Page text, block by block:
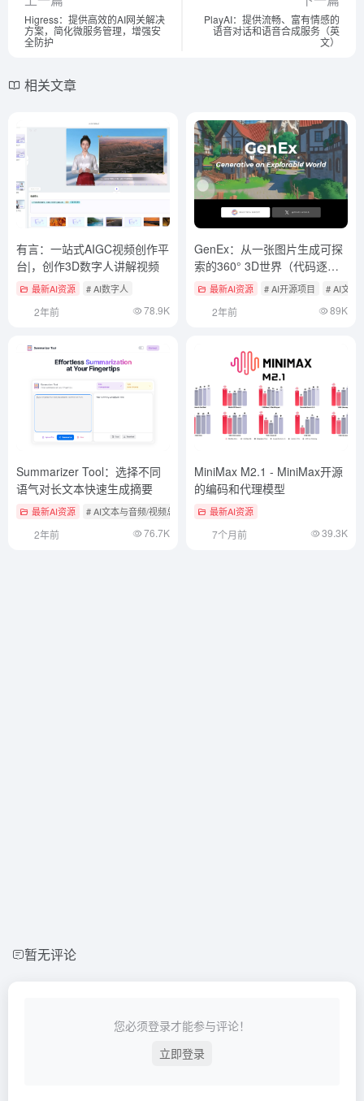
Higress：提供高效的AI网关解决
方案，简化微服务管理，增强安
全防护
PlayAI：提供流畅、富有情感的
语音对话和语音合成服务（英
文）
相关文章
有言：一站式AIGC视频创作平
台|，创作3D数字人讲解视频
最新AI资源 # AI数字人
2年前 78.9K
GenEx：从一张图片生成可探
索的360° 3D世界（代码逐步
开源）
最新AI资源 # AI开源项目 # AI文本
2年前 89K
Summarizer Tool：选择不同
语气对长文本快速生成摘要
最新AI资源 # AI文本与音频/视频总结工具
2年前 76.7K
MiniMax M2.1 - MiniMax开源
的编码和代理模型
最新AI资源
7个月前 39.3K
暂无评论
您必须登录才能参与评论！
立即登录